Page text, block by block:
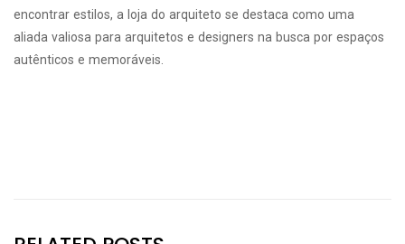
encontrar estilos, a loja do arquiteto se destaca como uma
aliada valiosa para arquitetos e designers na busca por espaços
autênticos e memoráveis.